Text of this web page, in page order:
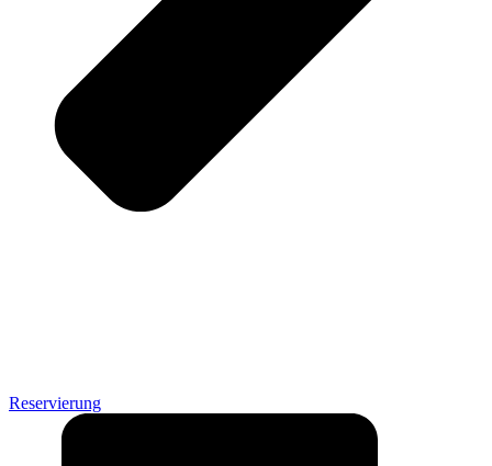
Reservierung